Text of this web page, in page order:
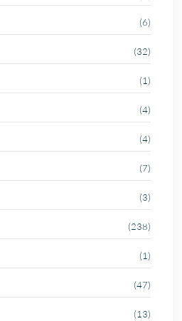
(6)
(32)
(1)
(4)
(4)
(7)
(3)
(238)
(1)
(47)
(13)